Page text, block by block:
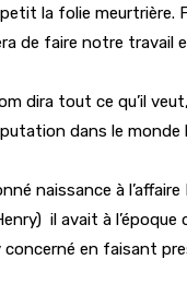
la folie meurtrière.
de faire notre travail
dira tout ce qu’il
dans le
naissance à
il avait à
en faisant